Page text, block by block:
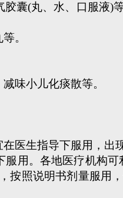
囊(丸、水、口服液)
。
味小儿化痰散等。
生指导下服用，出现
。各地医疗机构可
照说明书剂量服用